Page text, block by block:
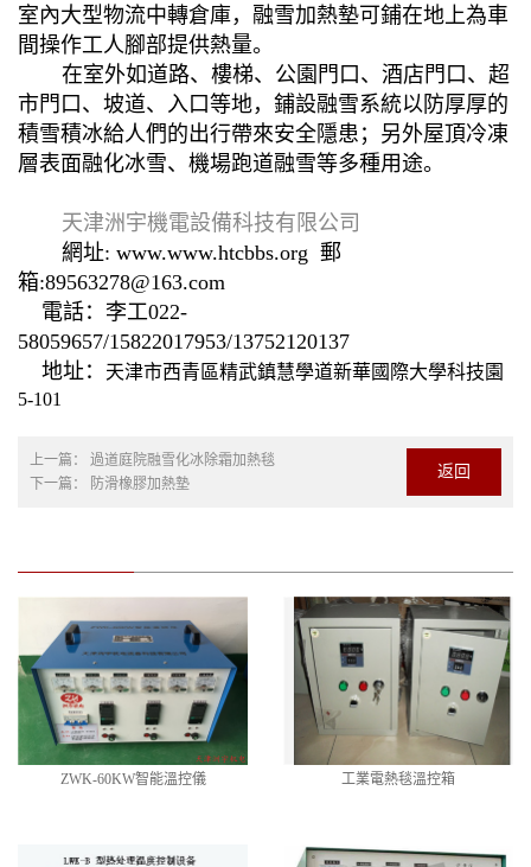
室內大型物流中轉倉庫，融雪加熱墊可鋪在地上為車
間操作工人腳部提供熱量。
在室外如道路、樓梯、公園門口、酒店門口、超
市門口、坡道、入口等地，鋪設融雪系統以防厚厚的
積雪積冰給人們的出行帶來安全隱患；另外屋頂冷凍
層表面融化冰雪、機場跑道融雪等多種用途。
天津洲宇機電設備科技有限公司
網址: www.www.htcbbs.org 郵
箱:89563278@163.com
電話：李工022-
58059657/15822017953/13752120137
地址：
天津市西青區精武鎮慧學道新華國際大學科技園
5-101
上一篇： 過道庭院融雪化冰除霜加熱毯
下一篇：
防滑橡膠加熱墊
返回
ZWK-60KW智能溫控儀 工業電熱毯溫控箱